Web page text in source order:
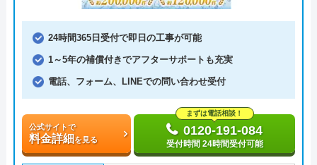
24時間365日受付で即日の工事が可能
1～5年の補償付きでアフターサポートも充実
電話、フォーム、LINEでの問い合わせ受付
公式サイトで
料金詳細を見る
まずは電話相談！
0120-191-084
受付時間 24時間受付可能